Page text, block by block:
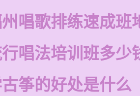
唱歌排练速成班
唱法培训班多少
筝的好处是什么